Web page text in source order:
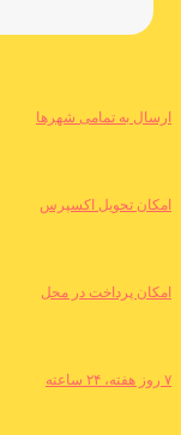
ارسال به تمامی شهرها
امکان تحویل اکسپرس
امکان پرداخت در محل
۷ روز هفته، ۲۴ ساعته